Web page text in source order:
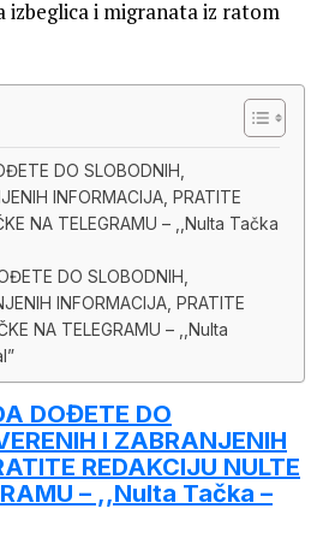
i migranata iz ratom
DO SLOBODNIH,
INFORMACIJA, PRATITE
NA TELEGRAMU – ,,Nulta Tačka
DO SLOBODNIH,
INFORMACIJA, PRATITE
NA TELEGRAMU – ,,Nulta
DOĐETE DO
I ZABRANJENIH
REDAKCIJU NULTE
– ,,Nulta Tačka –